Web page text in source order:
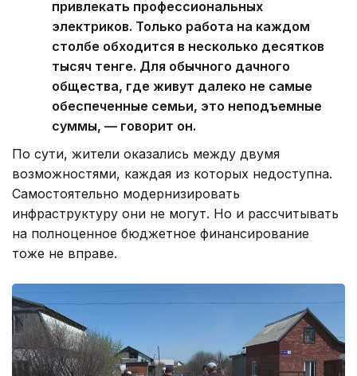
привлекать профессиональных
электриков. Только работа на каждом
столбе обходится в несколько десятков
тысяч тенге. Для обычного дачного
общества, где живут далеко не самые
обеспеченные семьи, это неподъемные
суммы, — говорит он.
По сути, жители оказались между двумя
возможностями, каждая из которых недоступна.
Самостоятельно модернизировать
инфраструктуру они не могут. Но и рассчитывать
на полноценное бюджетное финансирование
тоже не вправе.